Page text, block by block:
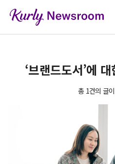
‘브랜드도서’에
총 1건의 글